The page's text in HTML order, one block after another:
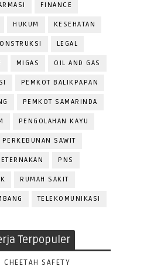
FINANCE
HUKUM KESEHATAN
LEGAL
MIGAS OIL AND GAS
PEMKOT BALIKPAPAN
PEMKOT SAMARINDA
PENGOLAHAN KAYU
PERKEBUNAN SAWIT
PNS
RUMAH SAKIT
TELEKOMUNIKASI
Terpopuler
SAFETY